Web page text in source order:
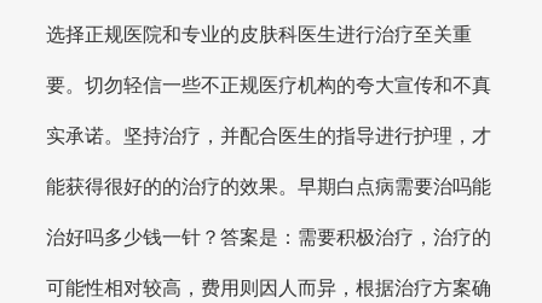
选择正规医院和专业的皮肤科医生进行治疗至关重
要。切勿轻信一些不正规医疗机构的夸大宣传和不真
实承诺。坚持治疗，并配合医生的指导进行护理，才
能获得很好的的治疗的效果。早期白点病需要治吗能
治好吗多少钱一针？答案是：需要积极治疗，治疗的
可能性相对较高，费用则因人而异，根据治疗方案确